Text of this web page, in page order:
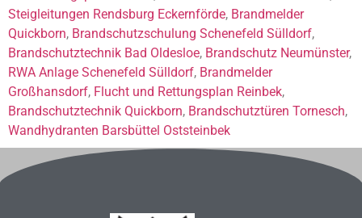
Steigleitungen Rendsburg Eckernförde, Brandmelder
Quickborn, Brandschutzschulung Schenefeld Sülldorf,
Brandschutztechnik Bad Oldesloe, Brandschutz Neumünster,
RWA Anlage Schenefeld Sülldorf, Brandmelder
Großhansdorf, Flucht und Rettungsplan Reinbek,
Brandschutztechnik Quickborn, Brandschutztüren Tornesch,
Wandhydranten Barsbüttel Oststeinbek